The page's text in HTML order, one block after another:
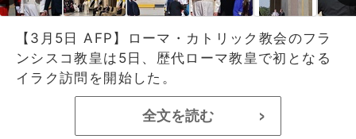
【3月5日 AFP】ローマ・カトリック教会のフラ
ンシスコ教皇は5日、歴代ローマ教皇で初となる
イラク訪問を開始した。
全文を読む >